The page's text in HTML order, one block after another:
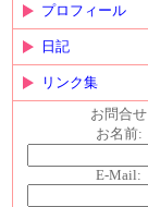
プロフィール
日記
リンク集
お問合せ
お名前:
E-Mail: